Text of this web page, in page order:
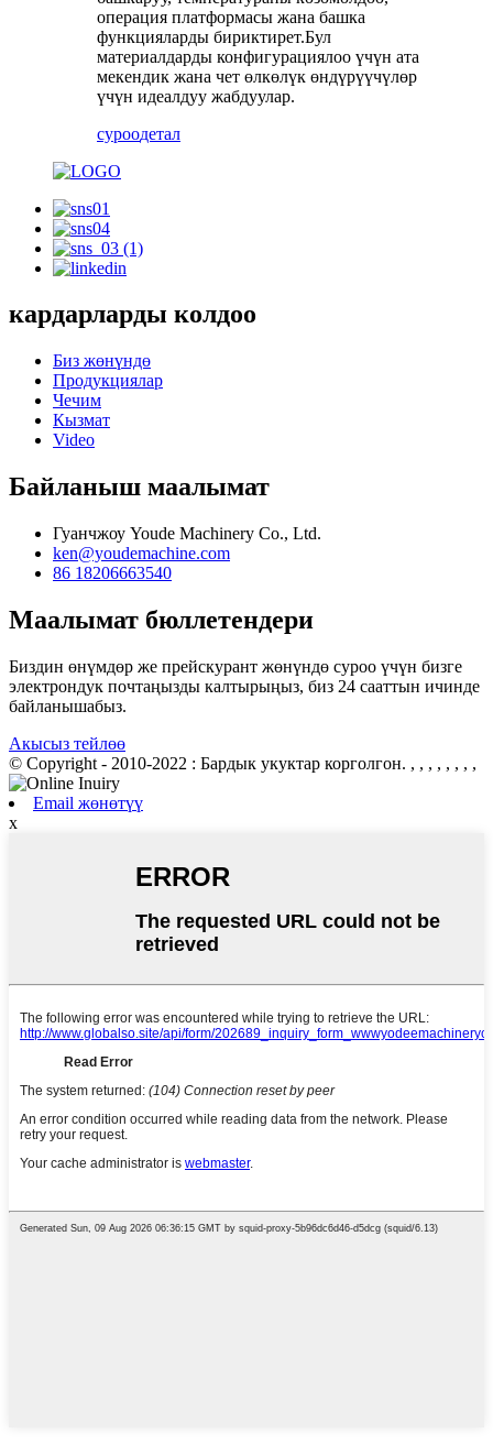
операция платформасы жана башка
функцияларды бириктирет.Бул
материалдарды конфигурациялоо үчүн ата
мекендик жана чет өлкөлүк өндүрүүчүлөр
үчүн идеалдуу жабдуулар.
суроодетал
кардарларды колдоо
Биз жөнүндө
Продукциялар
Чечим
Кызмат
Video
Байланыш маалымат
Гуанчжоу Youde Machinery Co., Ltd.
ken@youdemachine.com
86 18206663540
Маалымат бюллетендери
Биздин өнүмдөр же прейскурант жөнүндө суроо үчүн бизге
электрондук почтаңызды калтырыңыз, биз 24 сааттын ичинде
байланышабыз.
Акысыз тейлөө
© Copyright - 2010-2022 : Бардык укуктар корголгон. , , , , , , , ,
Email жөнөтүү
x